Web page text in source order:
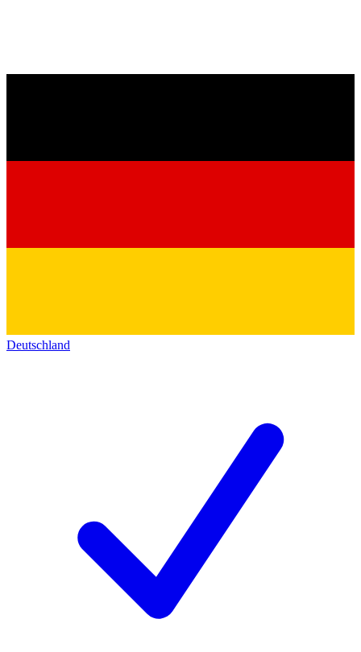
Deutschland